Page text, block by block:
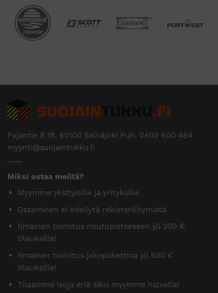
Pajantie B 18, 60100 Seinäjoki Puh. 0400 600 484
myynti@suojaintukku.fi
Miksi ostaa meiltä?
Myymme yksityisille ja yrityksille
Ostaminen ei edellytä rekisteröitymistä
Ilmainen toimitus noutopisteeseen yli 200 €
tilauksille!
Ilmainen toimitus jakopakettina yli 500 €
tilauksille!
Tilaamme isoja eriä siksi myymme halvalla!